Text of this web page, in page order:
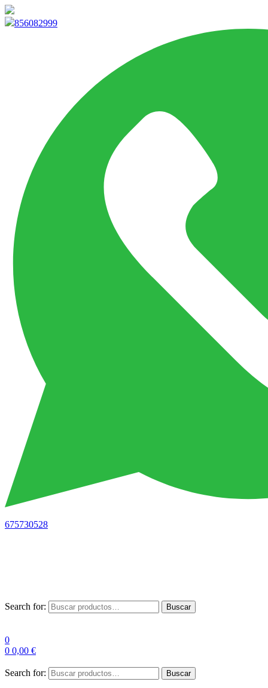
856082999
675730528
Search for: Buscar
0
0 0,00 €
Search for: Buscar